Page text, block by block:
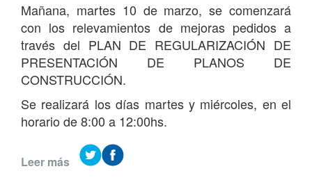
Mañana, martes 10 de marzo, se comenzará
con los relevamientos de mejoras pedidos a
través del PLAN DE REGULARIZACIÓN DE
PRESENTACIÓN DE PLANOS DE
CONSTRUCCIÓN.
Se realizará los días martes y miércoles, en el
horario de 8:00 a 12:00hs.
Leer más de